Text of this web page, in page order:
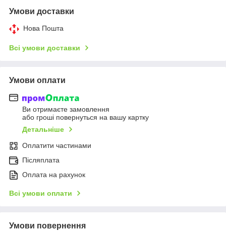
Умови доставки
Нова Пошта
Всі умови доставки
Умови оплати
Ви отримаєте замовлення
або гроші повернуться на вашу картку
Детальніше
Оплатити частинами
Післяплата
Оплата на рахунок
Всі умови оплати
Умови повернення